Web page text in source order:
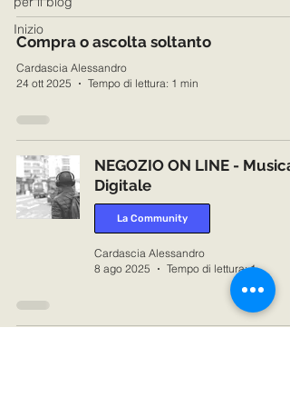
Inizio
Compra o ascolta soltanto
Cardascia Alessandro
24 ott 2025
Tempo di lettura: 1 min
NEGOZIO ON LINE - Musica
Digitale
La Community
Cardascia Alessandro
8 ago 2025
Tempo di lettura: 1 min